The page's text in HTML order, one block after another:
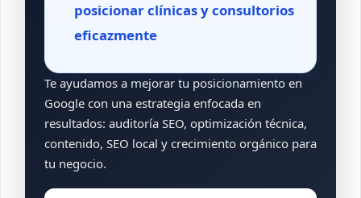
posicionar clínicas y consultorios
eficazmente
Te ayudamos a mejorar tu posicionamiento en
Google con una estrategia enfocada en
resultados: auditoría SEO, optimización técnica,
contenido, SEO local y crecimiento orgánico para
tu negocio.